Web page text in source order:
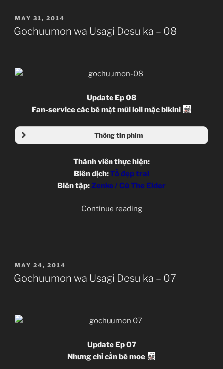
09”
POSTED
ON
MAY 31, 2014
Gochuumon wa Usagi Desu ka – 08
Update Ep 08
Fan-service các bé mặt mũi loli mặc bikini
Thông tin phim
Thành viên thực hiện:
Biên dịch:Tồ đẹp trai
Biên tập:Zenko / Cú The Elder
Continue reading“Gochuumon
08”
POSTED
ON
MAY 24, 2014
Gochuumon wa Usagi Desu ka – 07
Update Ep 07
Nhưng chỉ cần bé moe